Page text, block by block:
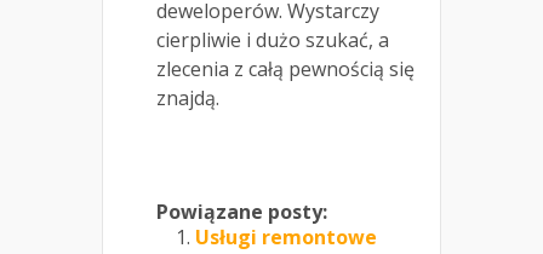
deweloperów. Wystarczy
cierpliwie i dużo szukać, a
zlecenia z całą pewnością się
znajdą.
Powiązane posty:
Usługi remontowe